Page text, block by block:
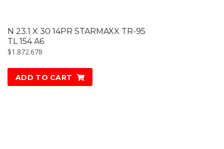
N 23.1 X 30 14PR STARMAXX TR-95
TL 154 A6
$1.872.678
ADD TO CART